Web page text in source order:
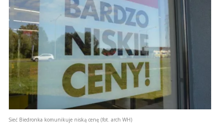
Sieć Biedronka komunikuje niską cenę (fot. arch WH)